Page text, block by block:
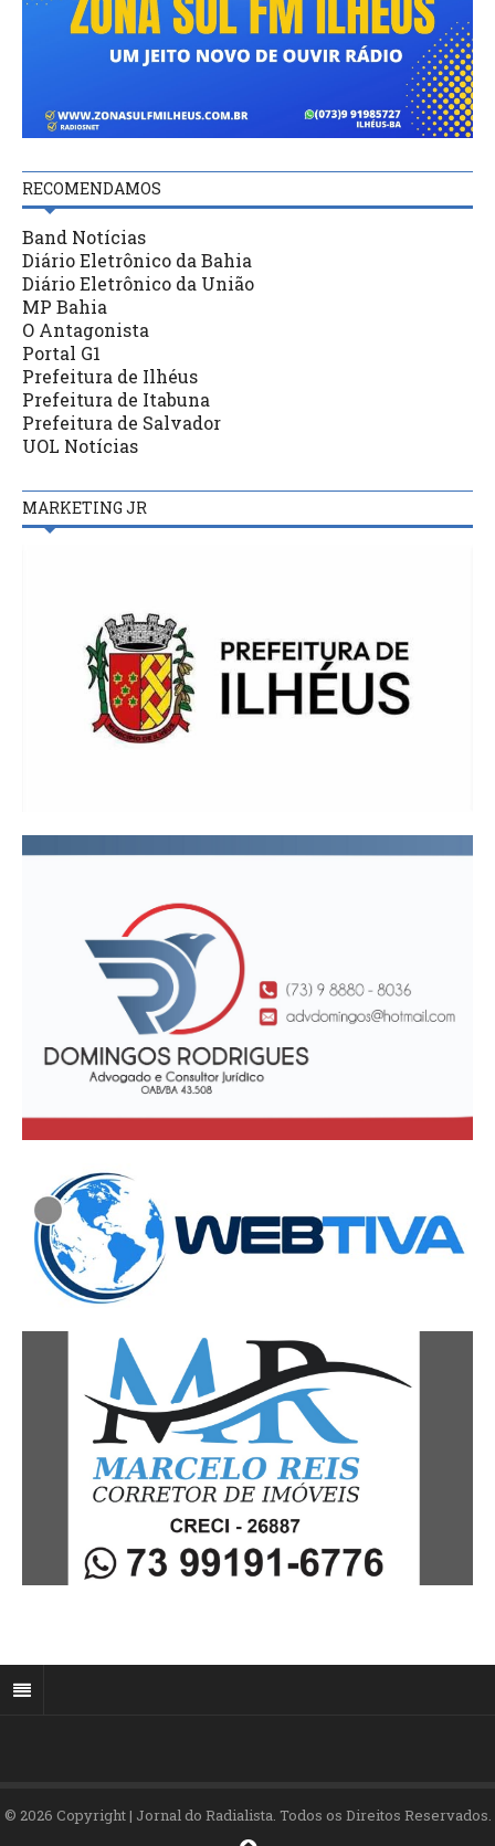
RECOMENDAMOS
Band Notícias
Diário Eletrônico da Bahia
Diário Eletrônico da União
MP Bahia
O Antagonista
Portal G1
Prefeitura de Ilhéus
Prefeitura de Itabuna
Prefeitura de Salvador
UOL Notícias
MARKETING JR
© 2026 Copyright | Jornal do Radialista. Todos os Direitos Reservados.